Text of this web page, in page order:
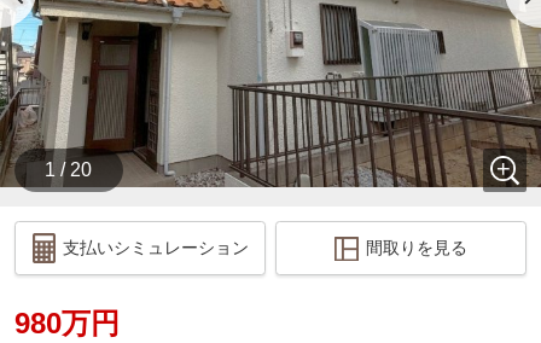
1 / 20
支払いシミュレーション 間取りを見る
980万円